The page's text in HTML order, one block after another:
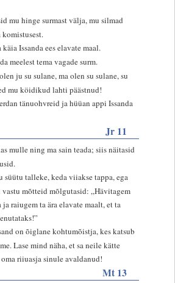
mu hinge surmast välja, mu silmad
Issanda ees elavate maal.
meelest tema vagade surm.
ju su sulane, ma olen su sulane, su
mu köidikud lahti päästnud!
tänuohvreid ja hüüan appi Issanda
Jr 11
mulle ning ma sain teada; siis näitasid
talleke, keda viiakse tappa, ega
vastu mõtteid mõlgutasid: „Hävitagem
raiugem ta ära elavate maalt, et ta
on õiglane kohtumõistja, kes katsub
Lase mind näha, et sa neile kätte
oma riiuasja sinule avaldanud!
Mt 13